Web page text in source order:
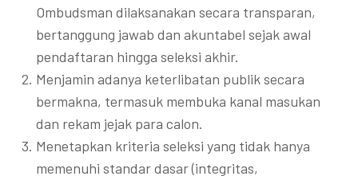
Ombudsman dilaksanakan secara transparan,
bertanggung jawab dan akuntabel sejak awal
pendaftaran hingga seleksi akhir.
Menjamin adanya keterlibatan publik secara
bermakna, termasuk membuka kanal masukan
dan rekam jejak para calon.
Menetapkan kriteria seleksi yang tidak hanya
memenuhi standar dasar (integritas,